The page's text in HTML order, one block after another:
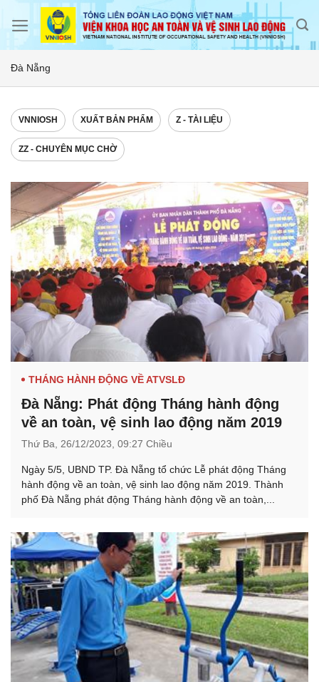
Đà Nẵng
VNNIOSH XUẤT BẢN PHẨM Z - TÀI LIỆU
ZZ - CHUYÊN MỤC CHỜ
THÁNG HÀNH ĐỘNG VỀ ATVSLĐ
Đà Nẵng: Phát động Tháng hành động
về an toàn, vệ sinh lao động năm 2019
Thứ Ba, 26/12/2023, 09:27 Chiều
Ngày 5/5, UBND TP. Đà Nẵng tổ chức Lễ phát động Tháng
hành động về an toàn, vệ sinh lao động năm 2019. Thành
phố Đà Nẵng phát động Tháng hành động về an toàn,...